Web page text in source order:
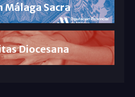
Málaga Sacra
Diocesana